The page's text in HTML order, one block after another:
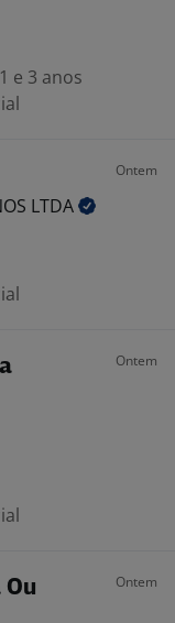
e 3 anos
Ontem
LTDA
Ontem
Ontem